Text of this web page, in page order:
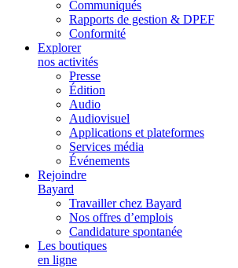
Communiqués
Rapports de gestion & DPEF
Conformité
Explorer
nos activités
Presse
Édition
Audio
Audiovisuel
Applications et plateformes
Services média
Événements
Rejoindre
Bayard
Travailler chez Bayard
Nos offres d’emplois
Candidature spontanée
Les boutiques
en ligne